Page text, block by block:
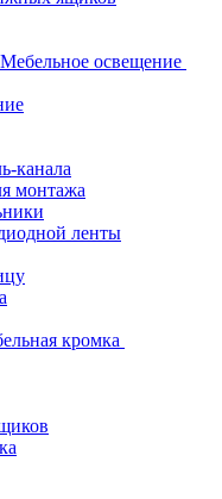
Мебельное освещение
канала
монтажа
ленты
кромка